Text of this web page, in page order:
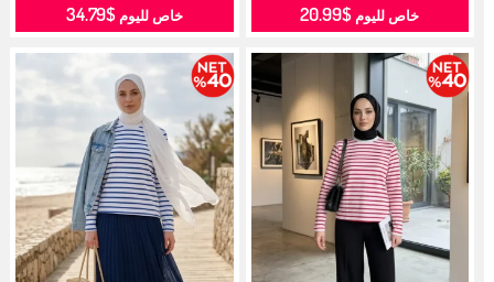
خاص لليوم $20.99 خاص لليوم$34.79